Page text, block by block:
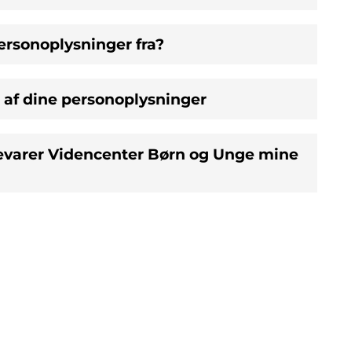
fra?
dine personoplysninger
Videncenter Børn og Unge mine